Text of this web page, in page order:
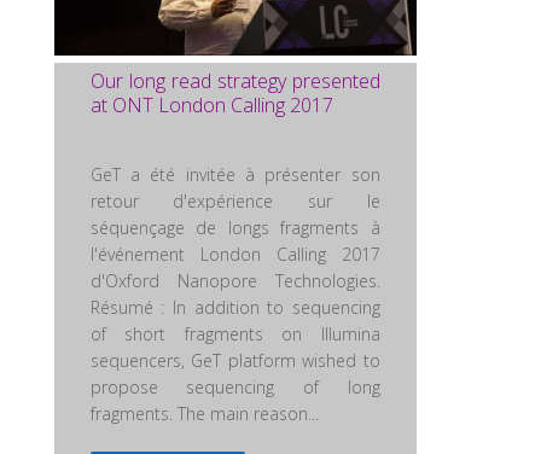
Our long read strategy presented
at ONT London Calling 2017
GeT a été invitée à présenter son
retour d'expérience sur le
séquençage de longs fragments à
l'événement London Calling 2017
d'Oxford Nanopore Technologies.
Résumé : In addition to sequencing
of short fragments on Illumina
sequencers, GeT platform wished to
propose sequencing of long
fragments. The main reason...